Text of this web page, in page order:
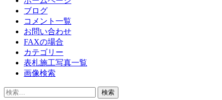
ブログ
コメント一覧
お問い合わせ
FAXの場合
カテゴリー
表札施工写真一覧
画像検索
検